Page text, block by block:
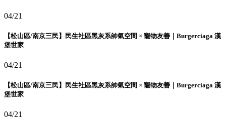
04/21
【松山區/南京三民】民生社區黑灰系帥氣空間 × 寵物友善｜Burgerciaga 漢
堡世家
04/21
【松山區/南京三民】民生社區黑灰系帥氣空間 × 寵物友善｜Burgerciaga 漢
堡世家
04/21